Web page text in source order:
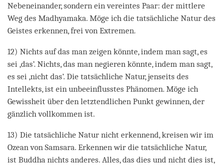
Nebeneinander, sondern ein vereintes Paar: der mittlere
Weg des Madhyamaka. Möge ich die tatsächliche Natur des
Geistes erkennen, frei von Extremen.
12) Nichts auf das man zeigen könnte, indem man sagt, es
sei ‚das’. Nichts, das man negieren könnte, indem man sagt,
es sei ‚nicht das’. Die tatsächliche Natur, jenseits des
Intellekts, ist ein unbeeinflusstes Phänomen. Möge ich
Gewissheit über den letztendlichen Punkt gewinnen, der
gänzlich vollkommen ist.
13) Die tatsächliche Natur nicht erkennend, kreisen wir im
Ozean von Samsara. Erkennen wir die tatsächliche Natur,
ist Buddha nichts anderes. Alles, das dies und nicht dies ist,